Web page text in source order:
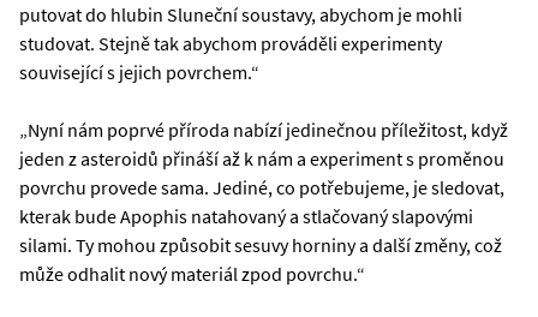
putovat do hlubin Sluneční soustavy, abychom je mohli
studovat. Stejně tak abychom prováděli experimenty
související s jejich povrchem.“
„Nyní nám poprvé příroda nabízí jedinečnou příležitost, když
jeden z asteroidů přináší až k nám a experiment s proměnou
povrchu provede sama. Jediné, co potřebujeme, je sledovat,
kterak bude Apophis natahovaný a stlačovaný slapovými
silami. Ty mohou způsobit sesuvy horniny a další změny, což
může odhalit nový materiál zpod povrchu.“